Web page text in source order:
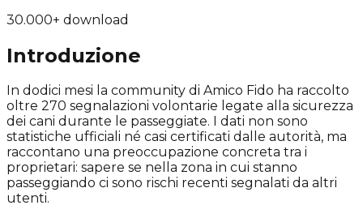
30.000+ download
Introduzione
In dodici mesi la community di Amico Fido ha raccolto
oltre 270 segnalazioni volontarie legate alla sicurezza
dei cani durante le passeggiate. I dati non sono
statistiche ufficiali né casi certificati dalle autorità, ma
raccontano una preoccupazione concreta tra i
proprietari: sapere se nella zona in cui stanno
passeggiando ci sono rischi recenti segnalati da altri
utenti.